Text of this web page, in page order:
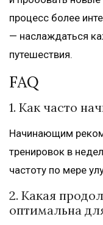
процесс более
— наслаждаться
путешествия.
FAQ
1. Как часто
Начинающим
тренировок в
частоту по мере
2. Какая
оптимальна